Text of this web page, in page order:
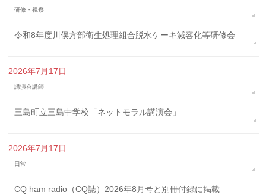
研修・視察
令和8年度川俣方部衛生処理組合脱水ケーキ減容化等研修会
2026年7月17日
講演会講師
三島町立三島中学校「ネットモラル講演会」
2026年7月17日
日常
CQ ham radio（CQ誌）2026年8月号と別冊付録に掲載